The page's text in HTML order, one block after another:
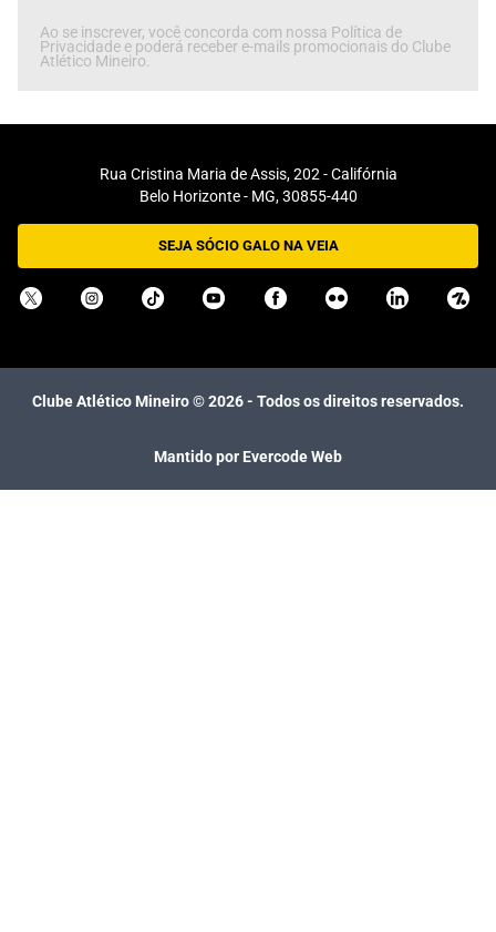
Ao se inscrever, você concorda com nossa Política de
Privacidade e poderá receber e-mails promocionais do Clube
Atlético Mineiro.
Rua Cristina Maria de Assis, 202 - Califórnia
Belo Horizonte - MG, 30855-440
SEJA SÓCIO GALO NA VEIA
Clube Atlético Mineiro ©2026- Todos os direitos reservados.
Mantido por Evercode Web